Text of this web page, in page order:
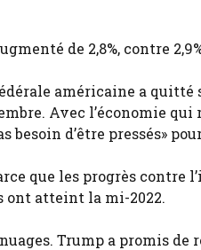
de 2,8%, contre
américaine a
Avec l’économie
besoin d’être pressés»
que les progrès
ont atteint la mi-2022.
Trump a promis